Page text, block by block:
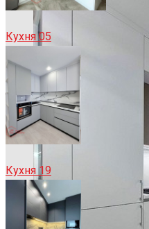
Кухня 05
Кухня 19